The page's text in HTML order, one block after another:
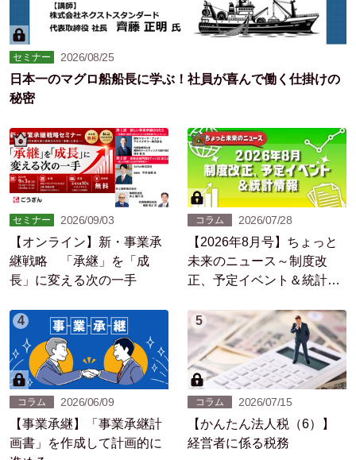
セミナー 2026/08/25
日本一のマグロ船船長に学ぶ！社員が喜んで働く仕掛けの
秘密
セミナー 2026/09/03
【オンライン】新・事業承
継戦略 「承継」を「成
長」に変える次の一手
コラム 2026/07/28
【2026年8月号】ちょっと
未来のニュース～制度改
正、予定イベント＆統計情
4
コラム 2026/06/09
【事業承継】「事業承継計
画書」を作成して計画的に
5
コラム 2026/07/15
【かんたん法人税（6）】
経営者に係る税務